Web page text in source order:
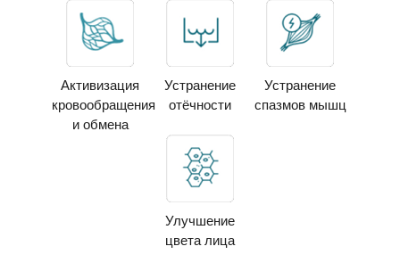
Активизация
кровообращения
и обмена
Устранение
отёчности
Устранение
спазмов мышц
Улучшение
цвета лица